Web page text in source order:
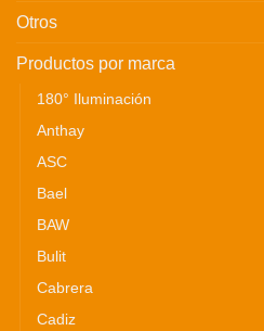
Otros
Productos por marca
180° Iluminación
Anthay
ASC
Bael
BAW
Bulit
Cabrera
Cadiz